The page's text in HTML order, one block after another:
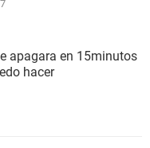
apagara en 15minutos
hacer